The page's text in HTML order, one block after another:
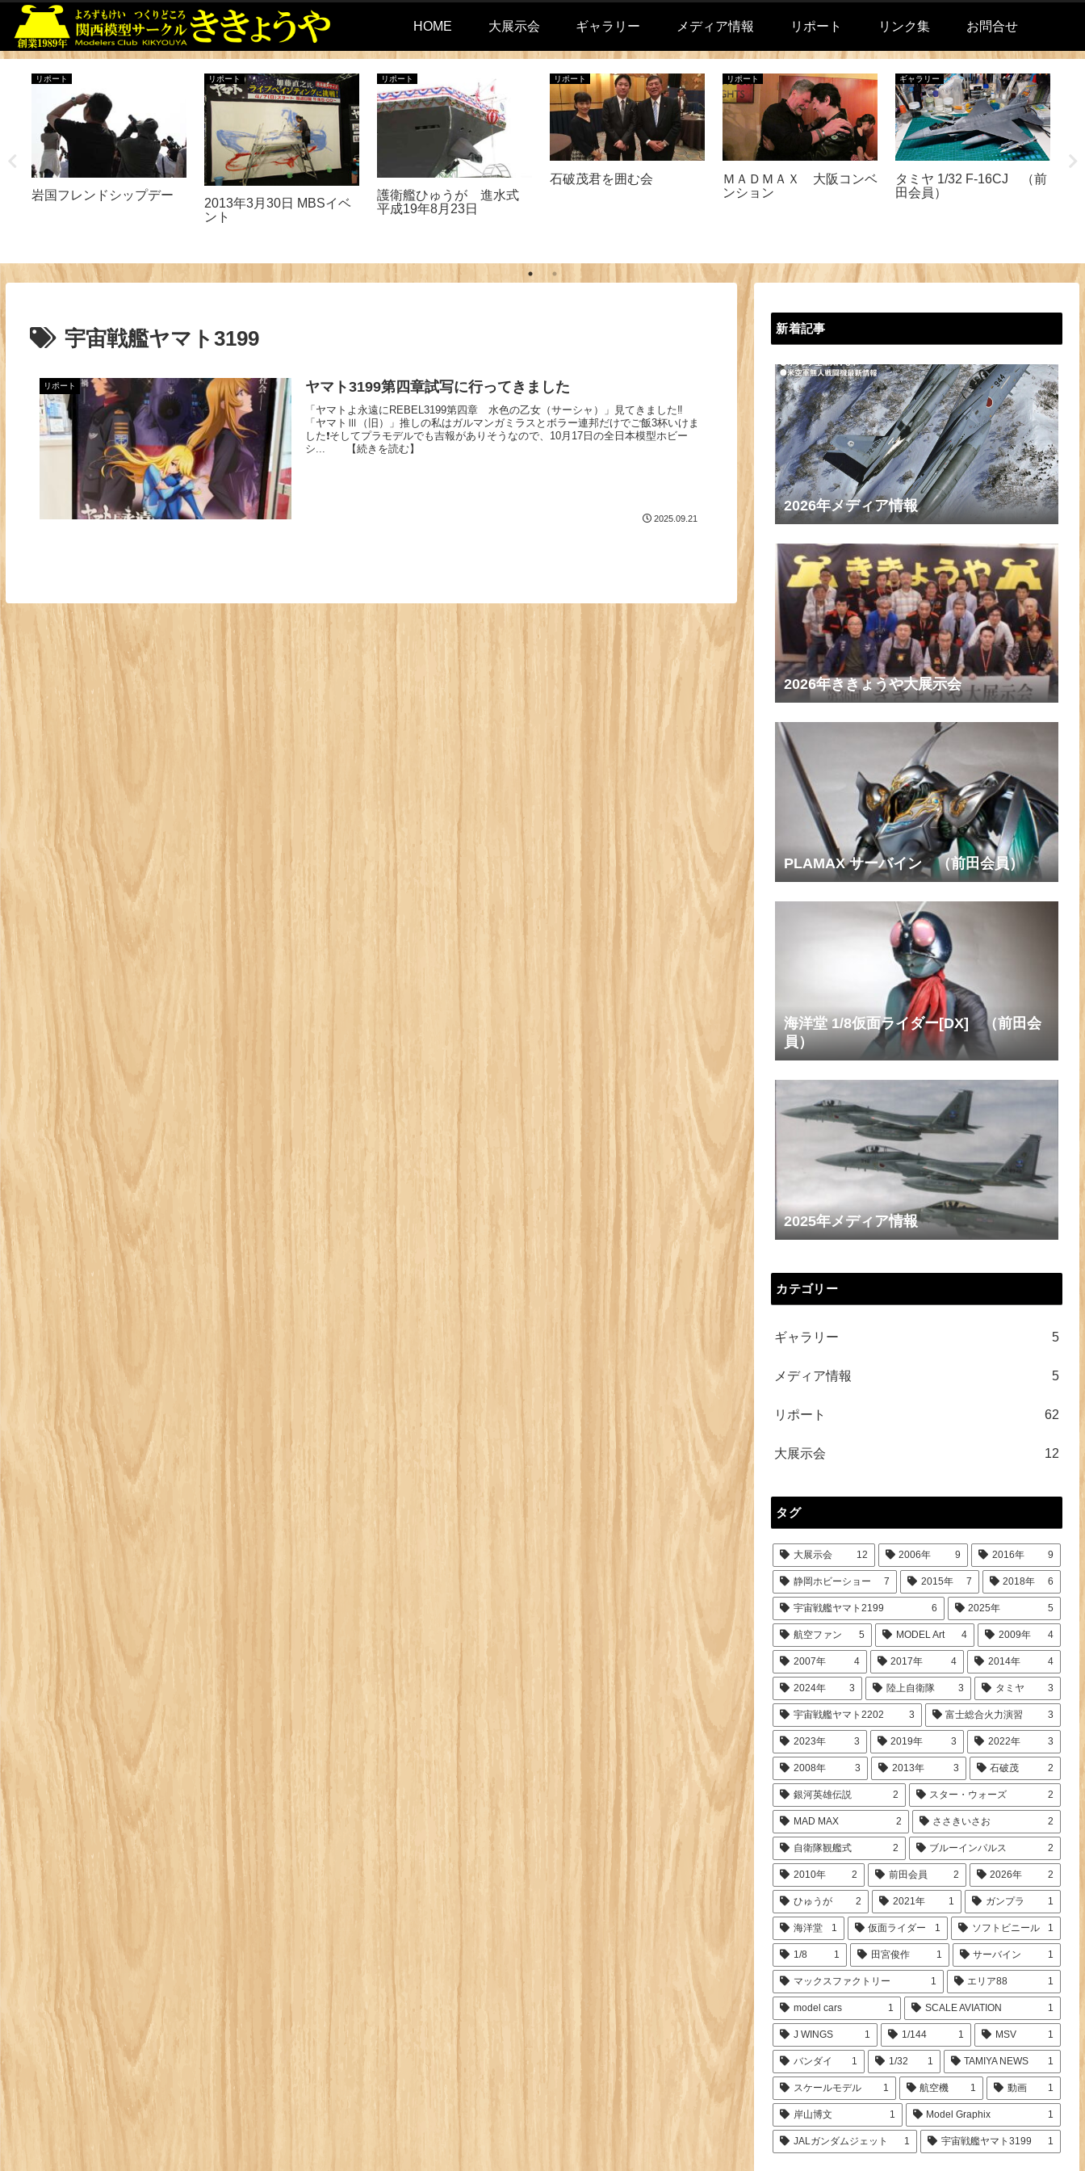
HOME 大展示会 ギャラリー メディア情報 リポート リンク集 お問合せ
リポート
岩国フレンドシップデー
リポート
2013年3月30日 MBSイベ
ント
リポート
護衛艦ひゅうが 進水式
平成19年8月23日
リポート
石破茂君を囲む会
リポート
ＭＡＤＭＡＸ 大阪コンベ
ンション
ギャラリー
タミヤ 1/32 F-16CJ （前
田会員）
宇宙戦艦ヤマト3199
リポート ヤマト3199第四章試写に行ってきました
「ヤマトよ永遠にREBEL3199第四章 水色の乙女（サーシャ）」見てきました‼️
「ヤマトⅢ（旧）」推しの私はガルマンガミラスとボラー連邦だけでご飯3杯いけま
した❗️そしてプラモデルでも吉報がありそうなので、10月17日の全日本模型ホビー
シ... 【続きを読む】
2025.09.21
新着記事
2026年メディア情報
2026年ききょうや大展示会
PLAMAX サーバイン （前田会員）
海洋堂 1/8仮面ライダー[DX] （前田会
員）
2025年メディア情報
カテゴリー
ギャラリー 5
メディア情報 5
リポート 62
大展示会 12
タグ
大展示会 12 2006年 9 2016年 9
静岡ホビーショー 7 2015年 7 2018年 6
宇宙戦艦ヤマト2199 6 2025年 5
航空ファン 5 MODEL Art 4 2009年 4
2007年 4 2017年 4 2014年 4
2024年 3 陸上自衛隊 3 タミヤ 3
宇宙戦艦ヤマト2202 3 富士総合火力演習 3
2023年 3 2019年 3 2022年 3
2008年 3 2013年 3 石破茂 2
銀河英雄伝説 2 スター・ウォーズ 2
MAD MAX 2 ささきいさお 2
自衛隊観艦式 2 ブルーインパルス 2
2010年 2 前田会員 2 2026年 2
ひゅうが 2 2021年 1 ガンプラ 1
海洋堂 1 仮面ライダー 1 ソフトビニール 1
1/8 1 田宮俊作 1 サーバイン 1
マックスファクトリー 1 エリア88 1
model cars 1 SCALE AVIATION 1
J WINGS 1 1/144 1 MSV 1
バンダイ 1 1/32 1 TAMIYA NEWS 1
スケールモデル 1 航空機 1 動画 1
岸山博文 1 Model Graphix 1
JALガンダムジェット 1 宇宙戦艦ヤマト3199 1